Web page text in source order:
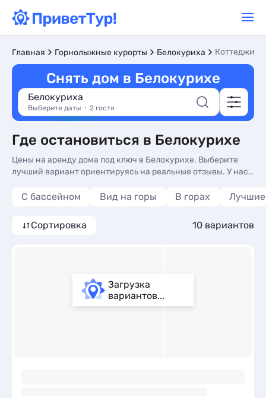
Главная Горнолыжные курорты Белокуриха Коттеджи и
Снять дом в Белокурихе
Белокуриха
Выберите даты 2 гостя
Где остановиться в Белокурихе
Цены на аренду дома под ключ в Белокурихе. Выберите
лучший вариант ориентируясь на реальные отзывы. У нас
С бассейном Вид на горы В горах Лучшие
Сортировка 10 вариантов
Загрузка
вариантов...